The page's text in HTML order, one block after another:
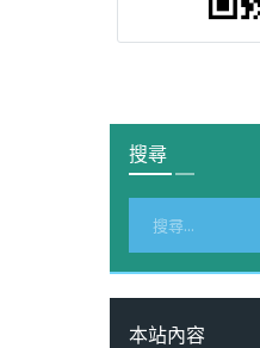
搜尋
關
鍵
字:
本站內容